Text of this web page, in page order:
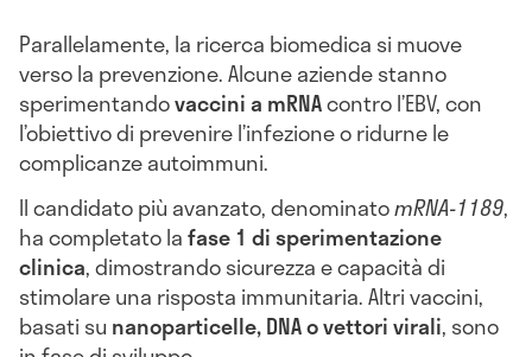
Parallelamente, la ricerca biomedica si muove
verso la prevenzione. Alcune aziende stanno
sperimentandovaccini a mRNAcontro l’EBV, con
l’obiettivo di prevenire l’infezione o ridurne le
complicanze autoimmuni.
Il candidato più avanzato, denominatomRNA-1189,
ha completato lafase 1 di sperimentazione
clinica, dimostrando sicurezza e capacità di
stimolare una risposta immunitaria. Altri vaccini,
basati su nanoparticelle, DNA o vettori virali, sono